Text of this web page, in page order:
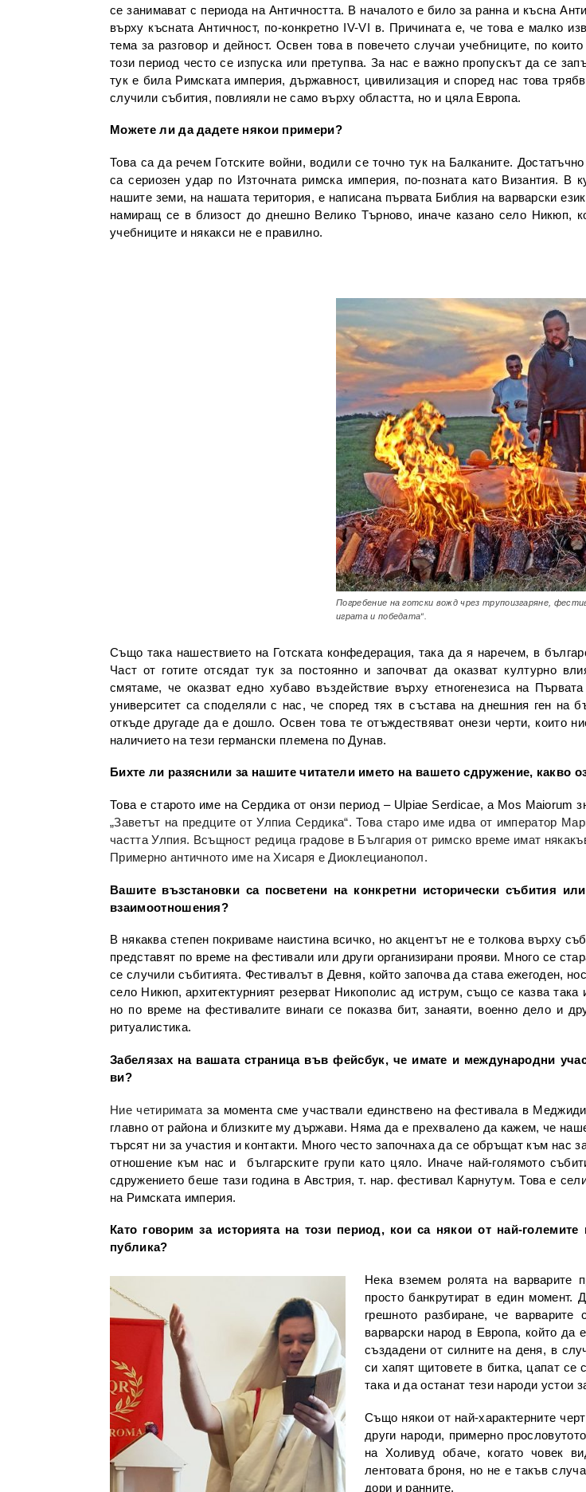
се занимават с периода на Античността. В началото е било за ранна и късна
върху късната Античност, по-конкретно IV-VI в. Причината е, че това е малко
тема за разговор и дейност. Освен това в повечето случаи учебниците, по
този период често се изпуска или претупва. За нас е важно пропускът да се
тук е била Римската империя, държавност, цивилизация и според нас това
случили събития, повлияли не само върху областта, но и цяла Европа.
Можете ли да дадете някои примери?
Това са да речем Готските войни, водили се точно тук на Балканите.
са сериозен удар по Източната римска империя, по-позната като Византия.
нашите земи, на нашата територия, е написана първата Библия на варварски
намиращ се в близост до днешно Велико Търново, иначе казано село Никюп,
учебниците и някакси не е правилно.
Погребение на готски вожд чрез трупоизгаряне,
играта и победата“.
Също така нашествието на Готската конфедерация, така да я наречем, в
Част от готите отсядат тук за постоянно и започват да оказват културно
смятаме, че оказват едно хубаво въздействие върху етногенезиса на
университет са споделяли с нас, че според тях в състава на днешния ген на
откъде другаде да е дошло. Освен това те отъждествяват онези черти, които
наличието на тези германски племена по Дунав.
Бихте ли разяснили за нашите читатели името на вашето сдружение, какво
Това е старото име на Сердика от онзи период – Ulpiae Serdicaе, а Mos Maiorum
„Заветът на предците от Улпиа Сердика“. Това старо име идва от император
частта Улпия. Всъщност редица градове в България от римско време имат
Примерно античното име на Хисаря е Диоклецианопол.
Вашите възстановки са посветени на конкретни исторически събития
взаимоотношения?
В някаква степен покриваме наистина всичко, но акцентът не е толкова върху
представят по време на фестивали или други организирани прояви. Много се
се случили събитията. Фестивалът в Девня, който започва да става ежегоден,
село Никюп, архитектурният резерват Никополис ад иструм, също се казва
но по време на фестивалите винаги се показва бит, занаяти, военно дело и
ритуалистика.
Забелязах на вашата страница във фейсбук, че имате и международни
ви?
Ние четириматаза момента сме участвали единствено на фестивала в
главно от района и близките му държави. Няма да е прехвалено да кажем, че
търсят ни за участия и контакти. Много често започнаха да се обръщат към нас
отношение към нас и българските групи като цяло. Иначе най-голямото
сдружението беше тази година в Австрия, т. нар. фестивал Карнутум. Това е
на Римската империя.
Като говорим за историята на този период, кои са някои от най-
публика?
Нека вземем ролята на варварите
просто банкрутират в един момент.
грешното разбиране, че
варварски народ в Европа, който да
създадени от силните на деня, в
си хапят щитовете в битка, цапат
така и да останат тези народи устои
Също някои от най-характерните
други народи, примерно
на Холивуд обаче, когато човек
лентовата броня, но не е такъв
дори и ранните.